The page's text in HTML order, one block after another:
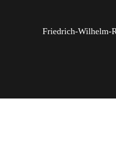
Friedrich-Wilhelm-